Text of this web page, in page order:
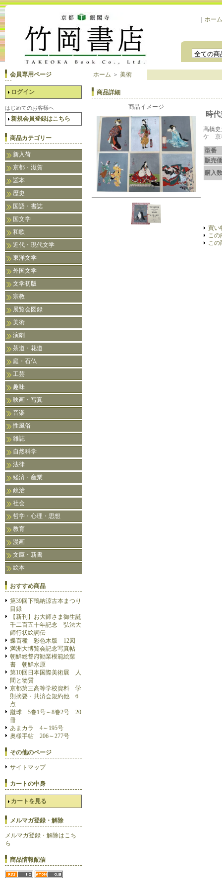
ホーム
会員専用ページ
ログイン
はじめてのお客様へ
新規会員登録はこちら
商品カテゴリー
新入荷
京都・滋賀
謡本
歴史
国語・書誌
国文学
和歌
近代・現代文学
東洋文学
外国文学
文学初版
宗教
展覧会図録
美術
演劇
茶道・花道
庭・石仏
工芸
趣味
映画・写真
音楽
性風俗
雑誌
自然科学
法律
経済・産業
政治
社会
哲学・心理・思想
教育
漫画
文庫・新書
絵本
おすすめ商品
第39回下鴨納涼古本まつり
目録
【新刊】お大師さま御生誕
千二百五十年記念 弘法大
師行状絵詞伝
蝶百種 彩色木版 12図
満洲大博覧会記念写真帖
朝鮮総督府勧業模範絵葉
書 朝鮮水原
第10回日本国際美術展 人
間と物質
京都第三高等学校資料 学
則摘要・共済会規約他 6
点
蹴球 5巻1号～8巻2号 20
冊
あまカラ 4～195号
奥様手帖 206～277号
その他のページ
サイトマップ
カートの中身
カートを見る
メルマガ登録・解除
メルマガ登録・解除はこち
ら
商品情報配信
ホーム ＞ 美術
商品詳細
商品イメージ
時
高橋
ケ 京
型番
販売
購入数
買い
この
この